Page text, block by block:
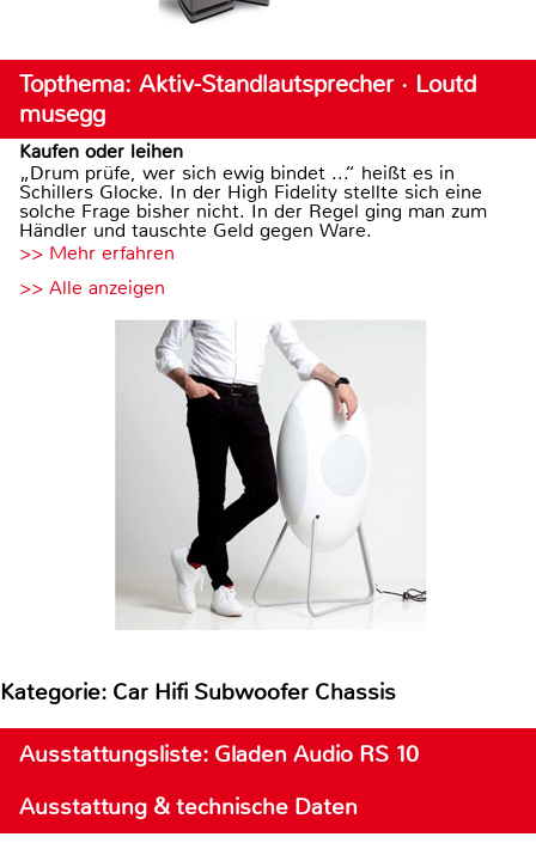
Topthema: Aktiv-Standlautsprecher · Loutd
musegg
Kaufen oder leihen
„Drum prüfe, wer sich ewig bindet ...“ heißt es in
Schillers Glocke. In der High Fidelity stellte sich eine
solche Frage bisher nicht. In der Regel ging man zum
Händler und tauschte Geld gegen Ware.
>> Mehr erfahren
>> Alle anzeigen
Kategorie: Car Hifi Subwoofer Chassis
Ausstattungsliste: Gladen Audio RS 10
Ausstattung & technische Daten